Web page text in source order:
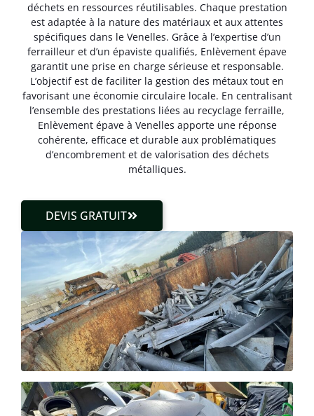
déchets en ressources réutilisables. Chaque prestation
est adaptée à la nature des matériaux et aux attentes
spécifiques dans le Venelles. Grâce à l’expertise d’un
ferrailleur et d’un épaviste qualifiés, Enlèvement épave
garantit une prise en charge sérieuse et responsable.
L’objectif est de faciliter la gestion des métaux tout en
favorisant une économie circulaire locale. En centralisant
l’ensemble des prestations liées au recyclage ferraille,
Enlèvement épave à Venelles apporte une réponse
cohérente, efficace et durable aux problématiques
d’encombrement et de valorisation des déchets
métalliques.
DEVIS GRATUIT